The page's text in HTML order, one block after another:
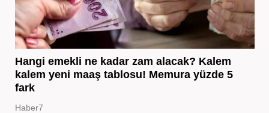
Hangi emekli ne kadar zam alacak? Kalem
kalem yeni maaş tablosu! Memura yüzde 5
fark
Haber7